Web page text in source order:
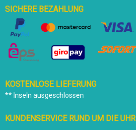
SICHERE BEZAHLUNG
KOSTENLOSE LIEFERUNG
** Inseln ausgeschlossen
KUNDENSERVICE RUND UM DIE UHR